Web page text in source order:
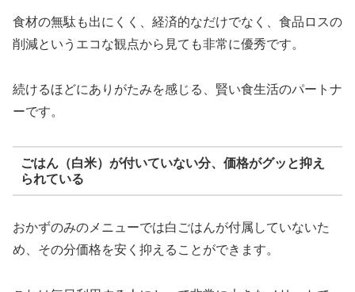
食材の無駄も出にくく、経済的なだけでなく、食品ロスの
削減というエコな観点から見ても非常に優秀です。
続けるほどにありがたみを感じる、賢い食生活のパートナ
ーです。
ごはん（白米）が付いていない分、価格がグッと抑え
られている
おかずのみのメニューでは白ごはんが付属していないた
め、その分価格を安く抑えることができます。